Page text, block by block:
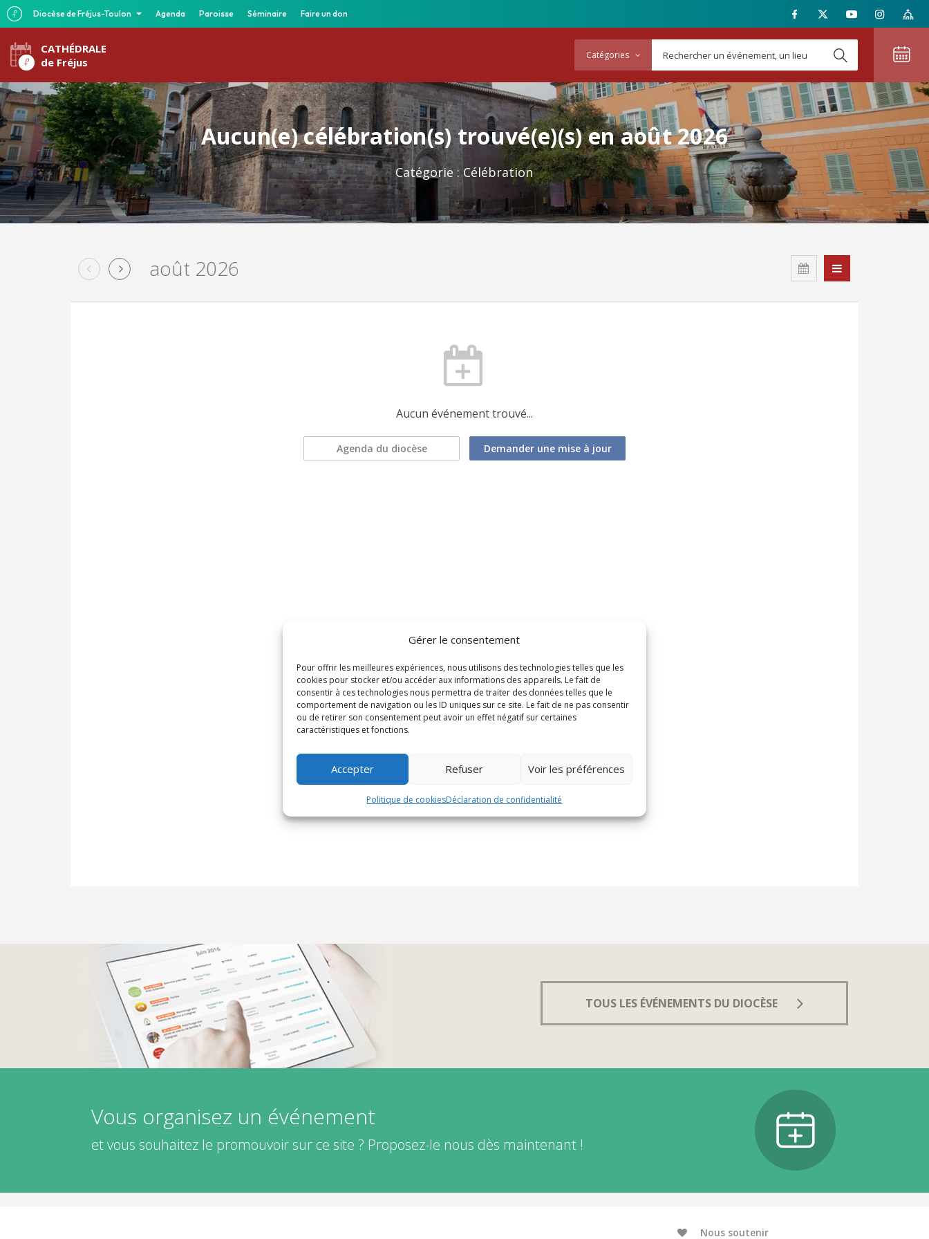
Diocèse de Fréjus-Toulon Agenda Paroisse Séminaire Faire un don
Gérer le consentement
Pour offrir les meilleures expériences, nous utilisons des technologies telles que les
cookies pour stocker et/ou accéder aux informations des appareils. Le fait de
consentir à ces technologies nous permettra de traiter des données telles que le
comportement de navigation ou les ID uniques sur ce site. Le fait de ne pas consentir
ou de retirer son consentement peut avoir un effet négatif sur certaines
caractéristiques et fonctions.
Accepter Refuser Voir les préférences
Politique de cookiesDéclaration de confidentialité
CATHÉDRALE
de Fréjus
Catégories
Aucun(e) célébration(s) trouvé(e)(s) en août 2026
Catégorie :Célébration
août 2026
Aucun événement trouvé...
Agenda du diocèse Demander une mise à jour
TOUS LES ÉVÉNEMENTS DU DIOCÈSE
Vous organisez un événement
et vous souhaitez le promouvoir sur ce site ? Proposez-le nous dès maintenant !
Nous soutenir